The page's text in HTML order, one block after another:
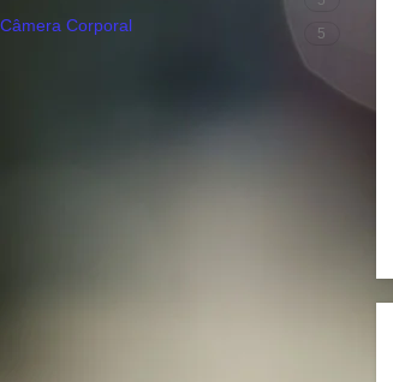
Câmera Corporal 5